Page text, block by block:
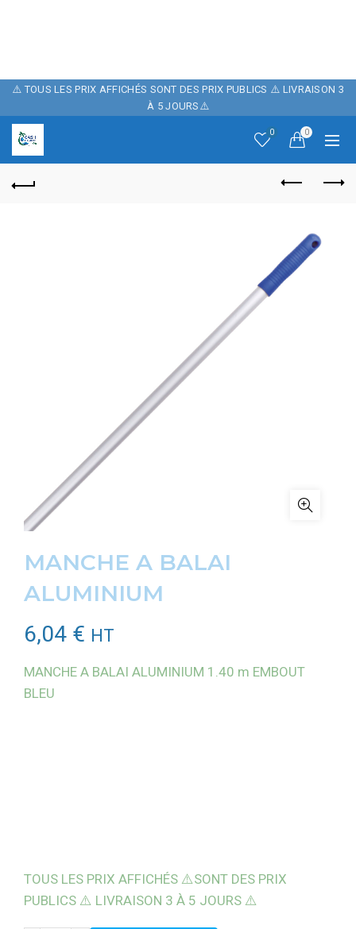
⚠️ TOUS LES PRIX AFFICHÉS SONT DES PRIX PUBLICS ⚠️ LIVRAISON 3
À 5 JOURS⚠️
0 0
MANCHE A BALAI
ALUMINIUM
6,04 € HT
MANCHE A BALAI ALUMINIUM 1.40 m EMBOUT
BLEU
TOUS LES PRIX AFFICHÉS ⚠️SONT DES PRIX
PUBLICS ⚠️ LIVRAISON 3 À 5 JOURS ⚠️
10% DE REMISE
SUR NOTRE SITE
AVEC LE CODE